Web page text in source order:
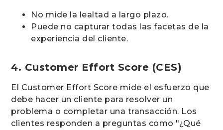
No mide la lealtad a largo plazo.
Puede no capturar todas las facetas de la
experiencia del cliente.
4. Customer Effort Score (CES)
El Customer Effort Score mide el esfuerzo que
debe hacer un cliente para resolver un
problema o completar una transacción. Los
clientes responden a preguntas como "¿Qué